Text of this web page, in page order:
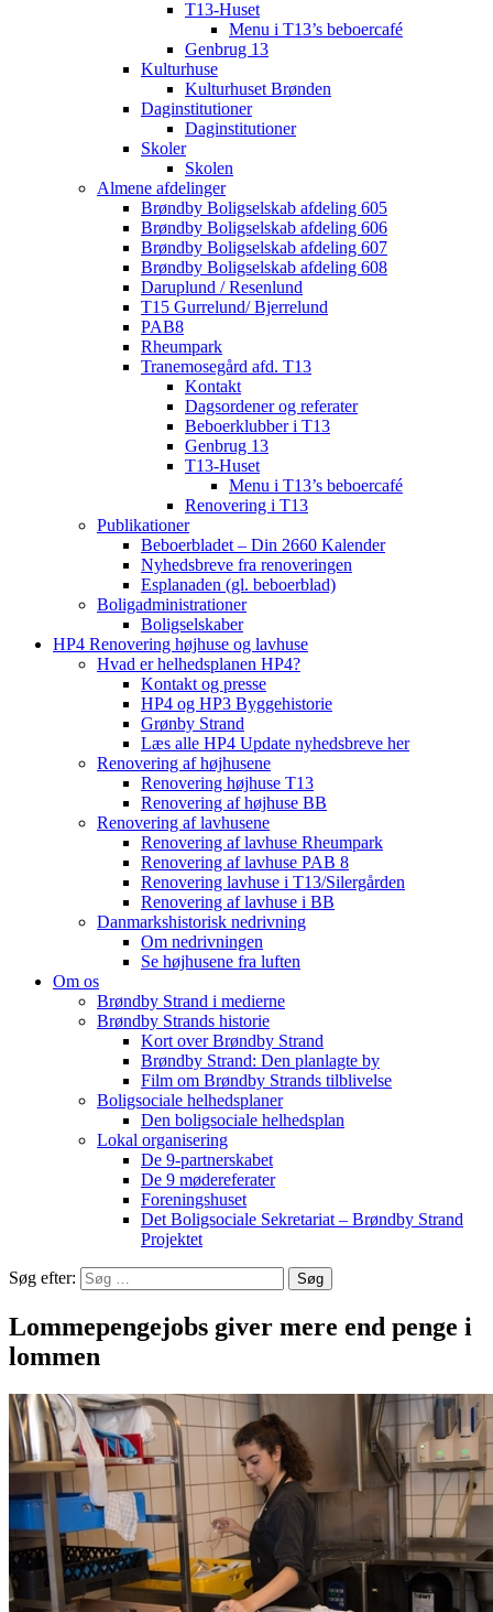
T13-Huset
Menu i T13’s beboercafé
Genbrug 13
Kulturhuse
Kulturhuset Brønden
Daginstitutioner
Daginstitutioner
Skoler
Skolen
Almene afdelinger
Brøndby Boligselskab afdeling 605
Brøndby Boligselskab afdeling 606
Brøndby Boligselskab afdeling 607
Brøndby Boligselskab afdeling 608
Daruplund / Resenlund
T15 Gurrelund/ Bjerrelund
PAB8
Rheumpark
Tranemosegård afd. T13
Kontakt
Dagsordener og referater
Beboerklubber i T13
Genbrug 13
T13-Huset
Menu i T13’s beboercafé
Renovering i T13
Publikationer
Beboerbladet – Din 2660 Kalender
Nyhedsbreve fra renoveringen
Esplanaden (gl. beboerblad)
Boligadministrationer
Boligselskaber
HP4 Renovering højhuse og lavhuse
Hvad er helhedsplanen HP4?
Kontakt og presse
HP4 og HP3 Byggehistorie
Grønby Strand
Læs alle HP4 Update nyhedsbreve her
Renovering af højhusene
Renovering højhuse T13
Renovering af højhuse BB
Renovering af lavhusene
Renovering af lavhuse Rheumpark
Renovering af lavhuse PAB 8
Renovering lavhuse i T13/Silergården
Renovering af lavhuse i BB
Danmarkshistorisk nedrivning
Om nedrivningen
Se højhusene fra luften
Om os
Brøndby Strand i medierne
Brøndby Strands historie
Kort over Brøndby Strand
Brøndby Strand: Den planlagte by
Film om Brøndby Strands tilblivelse
Boligsociale helhedsplaner
Den boligsociale helhedsplan
Lokal organisering
De 9-partnerskabet
De 9 mødereferater
Foreningshuset
Det Boligsociale Sekretariat – Brøndby Strand
Projektet
Søg efter:
Lommepengejobs giver mere end penge i
lommen